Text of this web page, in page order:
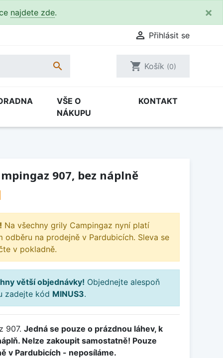
najdete zde. ×
 Přihlásit se
 shopping_cart Košík (0)
VŠE O
NÁKUPU
KONTAKT
907, bez náplně
Na všechny grily Campingaz nyní platí
odběru na prodejně v Pardubicích. Sleva se
v pokladně.
větší objednávky! Objednejte alespoň
zadejte kód MINUS3.
907. Jedná se pouze o prázdnou láhev, k
Nelze zakoupit samostatně! Pouze
v Pardubicích - neposíláme.